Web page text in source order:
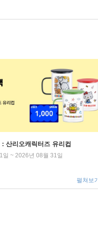
산리오캐릭터즈 유리컵
일 ~ 2026년 08월 31일
펼쳐보기